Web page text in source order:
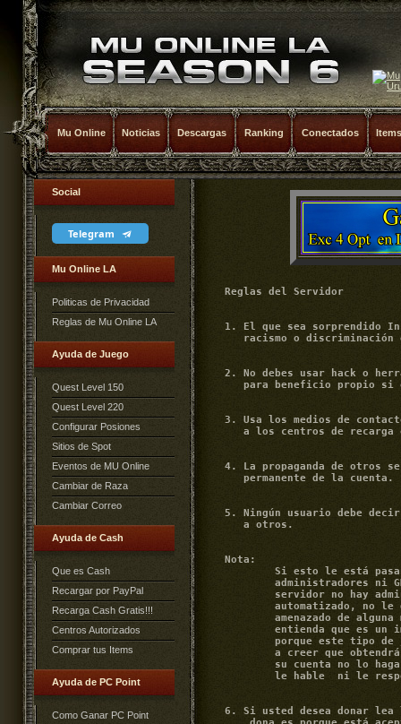
Mu Online Noticias Descargas Ranking Conectados Items
Social
Telegram
Mu Online LA
Politicas de Privacidad
Reglas de Mu Online LA
Ayuda de Juego
Quest Level 150
Quest Level 220
Configurar Posiones
Sitios de Spot
Eventos de MU Online
Cambiar de Raza
Cambiar Correo
Ayuda de Cash
Que es Cash
Recargar por PayPal
Recarga Cash Gratis!!!
Centros Autorizados
Comprar tus Items
Ayuda de PC Point
Como Ganar PC Point
	Reglas del Servidor
 

	1. El que sea sorprendido Insultando, descalificando, haciendo actos de xenofobia,
	   racismo o discriminación en el server será bloqueado el usuario sin aviso .
 

	2. No debes usar hack o herramientas para hacer trampa o explotar bug del servidor 
	   para beneficio propio si eres sorprendido serás bloqueado sin aviso.
 

	3. Usa los medios de contacto si quieres hablar con un Administrador no recurras 
	   a los centros de recarga o a paginas y foros no oficiales.
 

	4. La propaganda de otros servidores (spam) en el servidor es penada con Bloqueo 
	   permanente de la cuenta.
 

	5. Ningún usuario debe decir que es GM o Admin con el fin de robar,estafar,manipular 
           a otros.


	Nota:
		Si esto le está pasando con algún jugador no le crea! en este servidor no hay 
		administradores ni GM ni Moderadores, haga lo que haga no le crea ya que en este 
		servidor no hay administradores en línea.  Recuérdelo muy bien !!! , es totalmente 
		automatizado, no le dé la clave de su cuenta ni le preste sus ítems y si es 
		amenazado de alguna manera no le crea y no acepte chantajes de nadie si lo hace 
		entienda que es un impostor que de seguro lo robara o lo engañara.  tenga cuidado 
		porque este tipo de jugadores estafadores le ofrece ítems full y reset tentándolo 
		a creer que obtendrá todo eso y así convenciéndolo de darle sus ítems o claves de 
		su cuenta no lo haga así lo amenacen o lo tienten, simplemente ignórelo y no 
		le hable  ni le responda, si usted cae en esto nos era atendido por ningún Admin.
 

	6. Si usted desea donar lea las normas de donación con su cuenta ya que si usted 
	    dona es porque está aceptando dichas normas y las reglas del servidor.


	7. Si usted pide ayuda en el Server no espere que alguien lo ayude obligado eso 
	    no es un derecho que usted tiene ni un deber de los demás.
 

	8. Si usted hace un trade de un items tradeable con alguien esté bien seguro de lo 
	    que hace, si usted le da un ítem tradeable a un jugador y los dos aceptan es trade 
	    el ítems virtualmente es de quien lo recibe no se aceptaran excusas de que era 
	    prestado de que me lo robo, pero el que mal entienda esta regla pretendiendo que 
	    beneficia los robos será baneado permanentemente sin responder correos.
 

	9. No trate de saltar las reglas con cualquier justificación eso le costara el 
	    borrado de la cuenta  no importa cuanto allá donado o cuando allá jugado.
 

	10. El Server se hace responsable de las cosas que vende por la tienda de la 
	    pagina web no por las cosas que algún jugador le cambie por trade a usted en el 
	    juego.
 

	11. Las donaciones no son reembolsables si usted dona es por su propia consciencia 
	    y está claro de que el dinero no será regresado, no se aceptará ningún tipo de excusa 
	    y mas si violenta estas reglas.
 

	12. Si usted dona a una cuenta por cualquier medio de recarga disponible en el 
	    servidor y usted es menor de edad el servidor presumirá que usted tiene permiso 
	    de sus padres, el servidor no se hace responsable si los padres de algún usuario 
	    no tienen idea de lo que su hijo está haciendo.
 

	13. El servidor no acepta recargas con tarjetas telefónicas ni cesta ticket ni 
	    pagos en chapas ni tapas de botellas.
 

	14. El hecho de ignorar las reglas del Server o no saberlas no es excusa para 
	    no aplicarlas el servidor no acepta excusas de que no las conocía  o no las 
	    había leído.
 

	15. El servidor no cambiara ítems por otros ítems y no aceptara como parte de 
	    pago en donaciones ítems ya comprados o tradeados.
 

	16. Si algún usuario interviene en la administración del servidor haciendo 
	    eventos sorteando o rifando ítems y tomándose atribuciones publicas de cualquier 
	    tipo será Bloqueado de inmediato sin preguntar.
 

	Nota:

		Si usted desea hacer eventos públicos y donaciones públicas de ítems propios 
		tradeables a usuarios notifique a los correos del server para evitar problemas.
 

	17. Esta estrictamente prohibido vender cash o hacer favores en compras de cash 
	    en el juego a otros usuarios, Mu Online Latino no tiene un mecanismo de venta de 
	    cash para el uso de usuarios de forma segura por lo tanto esta prohíbo el mismo 
	    y la sanción  por este tipo de negocios será el inmediato borrando de la cuenta.

	Nota:

		Si a usted le paso esto no se tome la molestia de denunciar porque sera bloqueado 
		de inmediato a usted y a su contra parte.


	18. Si el Server postea una noticia, estado, encuesta, Etc.  Lo hará en el Facebook 
	    oficial, Si algun usuario no la ve o no le llego dicha información el server no se 
	    hace responsable no acepta reclamos por desinformación o usuarios que no sabían o 
	    que no se enteraron.
 

	19. Esta terminantemente prohibido hacer o comerciar con favores en el servidor  
	    VIP o cualquier tipo de trade que implique que el usuario obtenga alguno de los 
	    beneficios del servidor VIP, si esto pasa serán bloqueadas permanentemente las 
	    dos cuentas implicadas.
 

	20. Los Items conseguidos (dropeados) y no editados y editados en el juego no tiene 
	    garantía alguna.


	21. Esta estrictamente prohibido facilitar las credenciales o claves de su cuenta o 
	    recibir las de otro las mismas son intransferibles si usted hace esto puede ser 
	    sancionado con la eliminación inmediata de las cuentas involucradas.
 

	22. Esta estrictamente prohibido referirse con racismo groserías y burla a cualquier 
	    usuario en el servidor, esta regla es severamente estricta y su violación sera sancionada 
	    con el bloqueo  inmediato y eliminación de cuenta esta regla incluye a todos los usuario 
	    donadores o no.


	23. La venta items por medio del trade por dinero o cambio de ítems por algún tipo de 
	    cupón está estrictamente prohibida y es considerada ilegal y cualquiera que intente 
	    vender items de esta forma está incurriendo en una violación directa de los términos 
	    de uso que se aceptan al registrarse la falta a esta regla anula de inmediato el servicio
	    que el server provee al usuario es decir la o las cuentas implicadas serán de inmediato 
	    eliminadas.
 

	24) Los usuarios donadores no tienen ningún tipo de inmunidad ni derecho a la violación 
	    de las reglas o políticas de uso del servidor, cualquier violación del reglamento y 
	    violación de las políticas de recarga de cash , será aplicada las mismas sanciones que 
	    a los usuarios no donadores.
 

	25) El servidor dará de baja cualquier cuenta que tenga personajes que tengan nombres 
	    con palabras inmorales, sexuales o racistas en cualquier idioma, de hecho el servidor 
	    de dará de baja cualquier cuenta que tenga un nombre que el servidor considere 
	    inadecuando.
 

	26) Las joyas y los paquetes de Joyas, Kumdum o cajas de algún tipo no tienen 
	    ningún tipo de garantía de éxito ni garantía por perdida.
 

	27) El servidor se reserva la información interna de administración y funcionamiento 
	    de este por seguridad no se dará ningún tipo de información que no sea la que se ve en 
	    las funciones de la web tanto en la parte pública como en la zona de usuarios.
 

	28) El Staff del servidor decidirá el modo de juego y esto incluye todo respecto a 
	    lo que pasan en los Server y sub Server si fuera el caso y será el único que tendrá 
	    potestad para cambiarlo y decidir sobre el mismo ya sea por algún problema y por la 
	    seguridad del servidor o de los jugadores.
 

	29) Si usted crea una cuenta en el server Mu Online Latino es porque ha aceptado 
	    estas normas.
 

	Reglas de Recargas de Cash o Recargas de Creditos.

	  1. Los Items de cash no son tradeables.
	  3. Los Items de Cash no se puede cambiar de cuentas ni migrar de servidor.
	  4. Los puntos de reset y reset master pagados con cash no se pueden cambiar de cuenta.
	  5. No se puede cambiar los reset de una cuenta a otra solo por haber adquirido cash.
	  6. Las garantías de los Ítems de cash solo se garantizan tal cual como el server los 
             entrego no se toman en cuenta ninguna edición posterior hecha por el usuario.
	  7. Las garantías de los ítems de cash son para su recuperación por perdida o desaparición
	     la garantía no incluye cambios o regreso de dinero o rembolso de cash. 
	  8. Los ítems de cash no pueden ser cambiados por otros ítems de cash porque el usuario
	     lo solicita porque cambio de raza o creo otro pj por ningún motivo serán cambiados.   
	  9. Las reglas del servidor serán aplicadas de igual forma a los que hayan adquirido 
	     cash o créditos, el server no va aceptar chantajes.
	 10. La adquisición de cash o créditos no es una inversión ni una compra de acciones 
	     en el servidor.
	 11. Los Items de Cash pierden la garantia si el usuario presta o comparte la cuenta o
             da la clave de la misma por facebook o WhatAPP cualquier medio de mensajeria o red 
	     social con quien sea Amigo,Primo,Familiar,Guildmaster,ETC con quien quien sea se dara 
	     de baja la garantia de los items adquiridos para su cuenta.


	Recomendaciones!!!
 

	1. No preste los ítems tradeables a nadie porque si usted los tradea con algún usuario 
	   usted acepta el trade y el usuario también y los ítems virtualmente pasan ser del usuario 
	   que los recibe.
 
	2. El servidor no se hace responsable por ventas de ítems tradeables entre usuarios por 
           sistema de trade, no se aceptaran reclamos de ítems perdidos por prestamos por trade o 
           por prestar la cuentas a otros usuarios en el servidor.
 
	3. No haga negocios de trade de ítems por 
	   
	   1. Tarjeta de teléfono.
	   2. Enviar dinero por algun medio a un usuario del juego
	   3. Enviar Login y clave  a alguien que le diga por facebook que es admin (No lo haga nunca crea)

	   es muy riesgoso el juego esta hecho para tradear ítems y no hay forma segura de hacer esto,
           el servidor no aceptara reclamos de us